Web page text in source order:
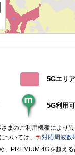
5Gエリ
5G利用
まのご利用機種により
ついては、
対応周波数
、PREMIUM 4Gを超え